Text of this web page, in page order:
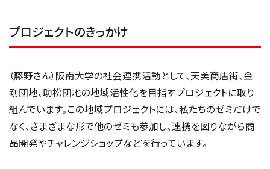
プロジェクトのきっかけ
（藤野さん）阪南大学の社会連携活動として、天美商店街、金
剛団地、助松団地の地域活性化を目指すプロジェクトに取り
組んでいます。この地域プロジェクトには、私たちのゼミだけで
なく、さまざまな形で他のゼミも参加し、連携を図りながら商
品開発やチャレンジショップなどを行っています。